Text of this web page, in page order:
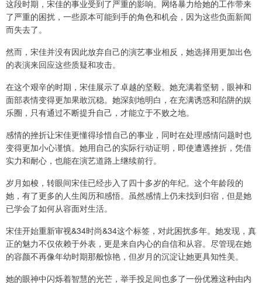
这段时期，宋佳的事业受到了严重的影响。网络暴力给她的工作带来
了严重的困扰，一些原本可能到手的角色和机会，因为这些负面新闻
而失去了。
然而，宋佳并没有因此放弃自己的演艺事业相反，她选择用更加出色
的表演来回应这些质疑和攻击。
在这个艰辛的时期，宋佳展示了卓越的坚毅。她充满着坚韧，眼神和
面部表情变得更加果敢沉稳。她深刻地明白，在充满诱惑和陷阱的娱
乐圈，只有通过不断提升自己，才能立于不败之地。
感情的挫折让宋佳更懂得珍惜自己的事业，同时在处理感情问题时也
变得更加小心谨慎。她用自己的实际行动证明，即使遭遇挫折，凭借
实力和耐心，也能在演艺道路上继续前行。
岁月如梭，转眼间宋佳已经步入了四十多岁的年纪。这个年龄段的
她，有了更多的人生阅历和感悟。虽然感情上仍未找到归宿，但是她
已学会了如何从容面对生活。
宋佳开始重新审视&34时尚&34这个标签，对此困扰多年。她发现，真
正的魅力不仅依赖于外表，更是来自内心的自信和从容。尽管现在她
的容颜不再像年幼时期那般惊艳，但岁月的沉淀让她更具知性美。
她的眼神中闪烁着智慧的光芒，举手投足间也多了一份优雅这种由内